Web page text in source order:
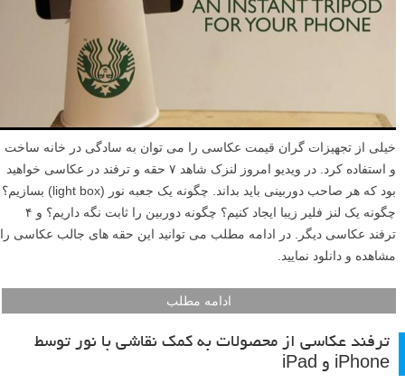
خیلی از تجهیزات گران قیمت عکاسی را می توان به سادگی در خانه ساخت
و استفاده کرد. در ویدیو امروز لنزک شاهد ۷ حقه و ترفند در عکاسی خواهید
بود که هر صاحب دوربینی باید بداند. چگونه یک جعبه نور (light box) بسازیم؟
چگونه یک لنز فلیر زیبا ایجاد کنیم؟ چگونه دوربین را ثابت نگه داریم؟ و ۴
ترفند عکاسی دیگر. در ادامه مطلب می توانید این حقه های جالب عکاسی را
مشاهده و دانلود نمایید.
ادامه مطلب
ترفند عکاسی از محصولات به کمک نقاشی با نور توسط
iPhone و iPad